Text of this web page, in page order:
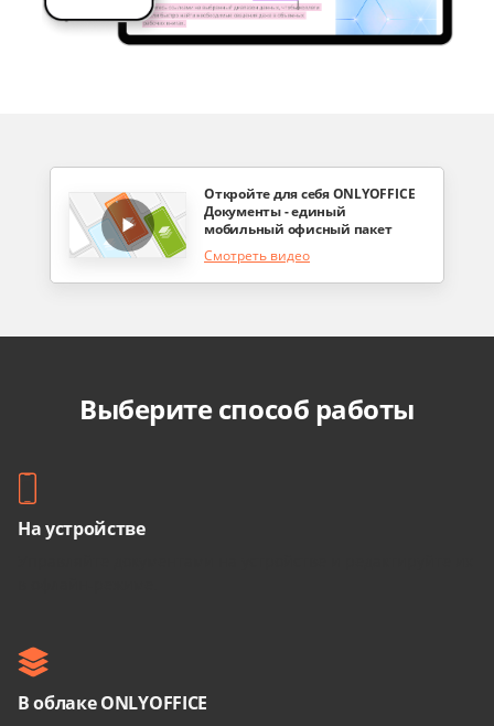
Откройте для себя ONLYOFFICE
Документы - единый
мобильный офисный пакет
Смотреть видео
Выберите способ работы
На устройстве
В облаке ONLYOFFICE